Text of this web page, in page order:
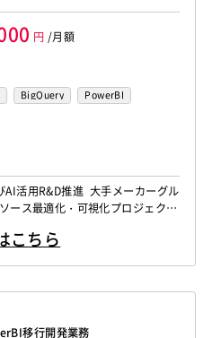
円 /月額
BigQuery PowerBI
活用R&D推進 大手メーカーグル
ース最適化・可視化プロジェクト
なR&D（研究開発）やPoC、実
こちら
移行開発業務